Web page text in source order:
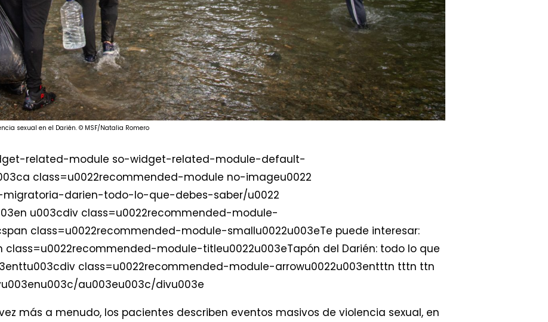
sexual en el Darién. © MSF/Natalia Romero
related-module so-widget-related-module-default-
class=u0022recommended-module no-imageu0022
darien-todo-lo-que-debes-saber/u0022
u003cdiv class=u0022recommended-module-
class=u0022recommended-module-smallu0022u003eTe puede interesar:
module-titleu0022u003eTapón del Darién: todo lo que
class=u0022recommended-module-arrowu0022u003entttn tttn ttn
au003eu003c/divu003e
más a menudo, los pacientes describen eventos masivos de violencia sexual, en